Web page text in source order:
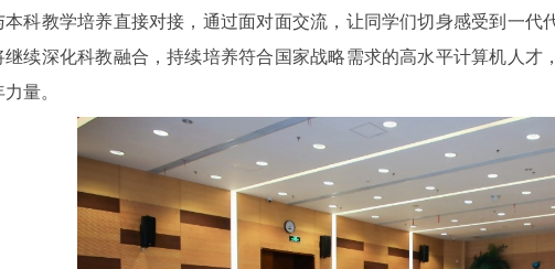
本科教学培养直接对接，通过面对面交流，让同学们切身感受到一代
继续深化科教融合，持续培养符合国家战略需求的高水平计算机人才
量。